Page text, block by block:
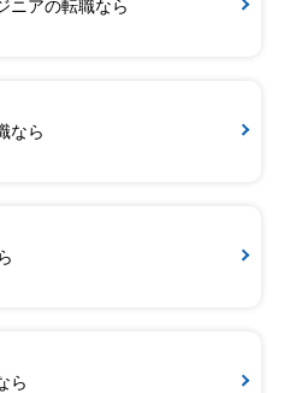
ニアの転職なら
なら
ら